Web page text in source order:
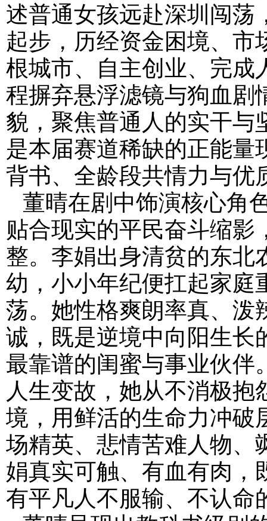
述普通女孩远赴深圳闯
起步，历经资金困境、
根城市、自主创业、完
程摒弃悬浮滤镜与狗血
貌，聚焦普通人的实干
是本届赛道稀缺的正能
背书、全龄段共情力与优
董晴在剧中饰演核心角
贴合现实的平民奋斗缩
整。李娟出身清贫的东
幼，小小年纪便扛起家
荡。她性格爽朗率真、
诚，既是逆境中向阳生
最靠谱的闺蜜与事业伙
人生变故，她从不消极
境，用鲜活的生命力冲
场精英、悲情苦难人物
娟真实可触、有血有肉
有平凡人不服输、不认